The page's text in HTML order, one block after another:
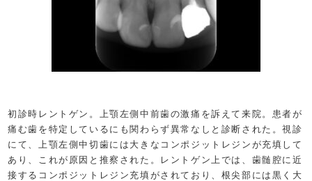
初診時レントゲン。上顎左側中前歯の激痛を訴えて来院。患者が
痛む歯を特定しているにも関わらず異常なしと診断された。視診
にて、上顎左側中切歯には大きなコンポジットレジンが充填して
あり、これが原因と推察された。レントゲン上では、歯髄腔に近
接するコンポジットレジン充填がされており、根尖部には黒く大